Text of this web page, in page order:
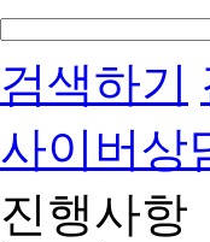
검색하기
사이버상
진행사항